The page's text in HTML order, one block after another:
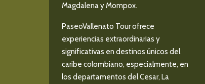
Magdalena y Mompox.
PaseoVallenato Tour ofrece
experiencias extraordinarias y
significativas en destinos únicos del
caribe colombiano, especialmente, en
los departamentos del Cesar, La